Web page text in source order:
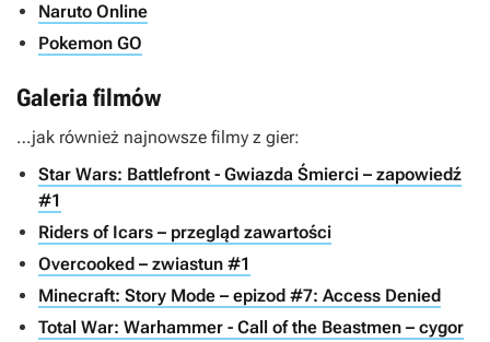
Naruto Online
Pokemon GO
Galeria filmów
…jak również najnowsze filmy z gier:
Star Wars: Battlefront - Gwiazda Śmierci – zapowiedź
#1
Riders of Icars – przegląd zawartości
Overcooked – zwiastun #1
Minecraft: Story Mode – epizod #7: Access Denied
Total War: Warhammer - Call of the Beastmen – cygor